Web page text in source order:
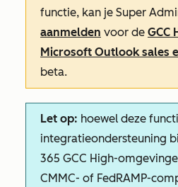
functie, kan je Super
aanmelden voor de GCC
Microsoft Outlook sales
beta.
Let op: hoewel deze
integratieondersteuning
365 GCC High-
CMMC- of FedRAMP-